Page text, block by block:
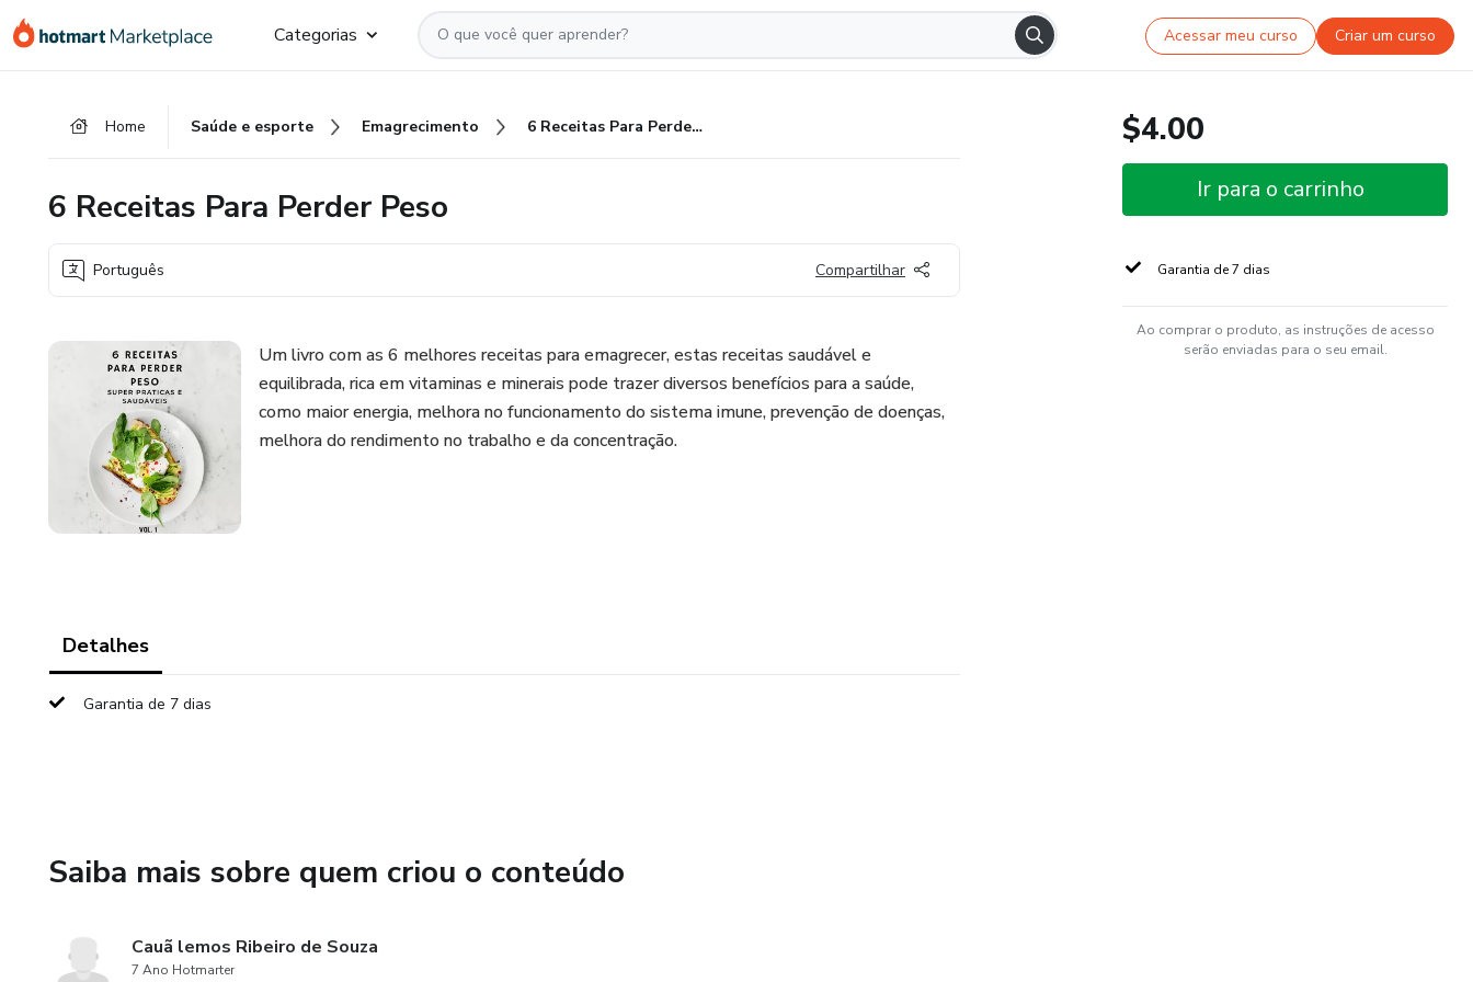
para
para
para
Categorias Acessar meu curso Criar um curso
Home Saúde e esporte Emagrecimento 6 Receitas Para Perder Peso
6 Receitas Para Perder Peso
Português Compartilhar
Um livro com as 6 melhores receitas para emagrecer, estas receitas saudável e
equilibrada, rica em vitaminas e minerais pode trazer diversos benefícios para a saúde,
como maior energia, melhora no funcionamento do sistema imune, prevenção de doenças,
melhora do rendimento no trabalho e da concentração.
Detalhes
Garantia de 7 dias
Saiba mais sobre quem criou o conteúdo
Cauã lemos Ribeiro de Souza
7 Ano Hotmarter
$4.00
Ir para o carrinho
Garantia de 7 dias
Ao comprar o produto, as instruções de acesso
serão enviadas para o seu email.